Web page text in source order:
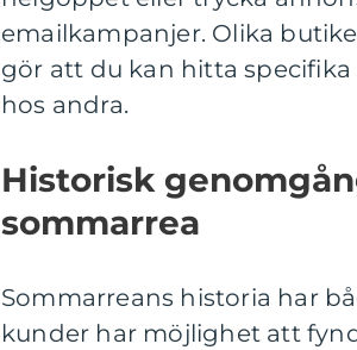
emailkampanjer. Olika
gör att du kan hitta
hos andra.
Historisk
sommarrea
Sommarreans historia har
kunder har möjlighet att